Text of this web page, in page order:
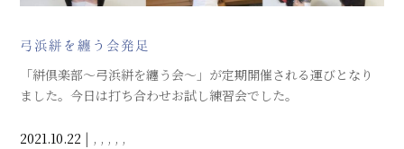
弓浜絣を纏う会発足
2021.10.22 | , , , , ,
「絣倶楽部～弓浜絣を纏う会～」が定期開催される運びとなり
ました。今日は打ち合わせお試し練習会でした。